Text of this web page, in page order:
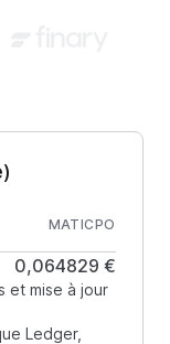
MATICPO
0,064829 €
et mise à jour
Ledger,